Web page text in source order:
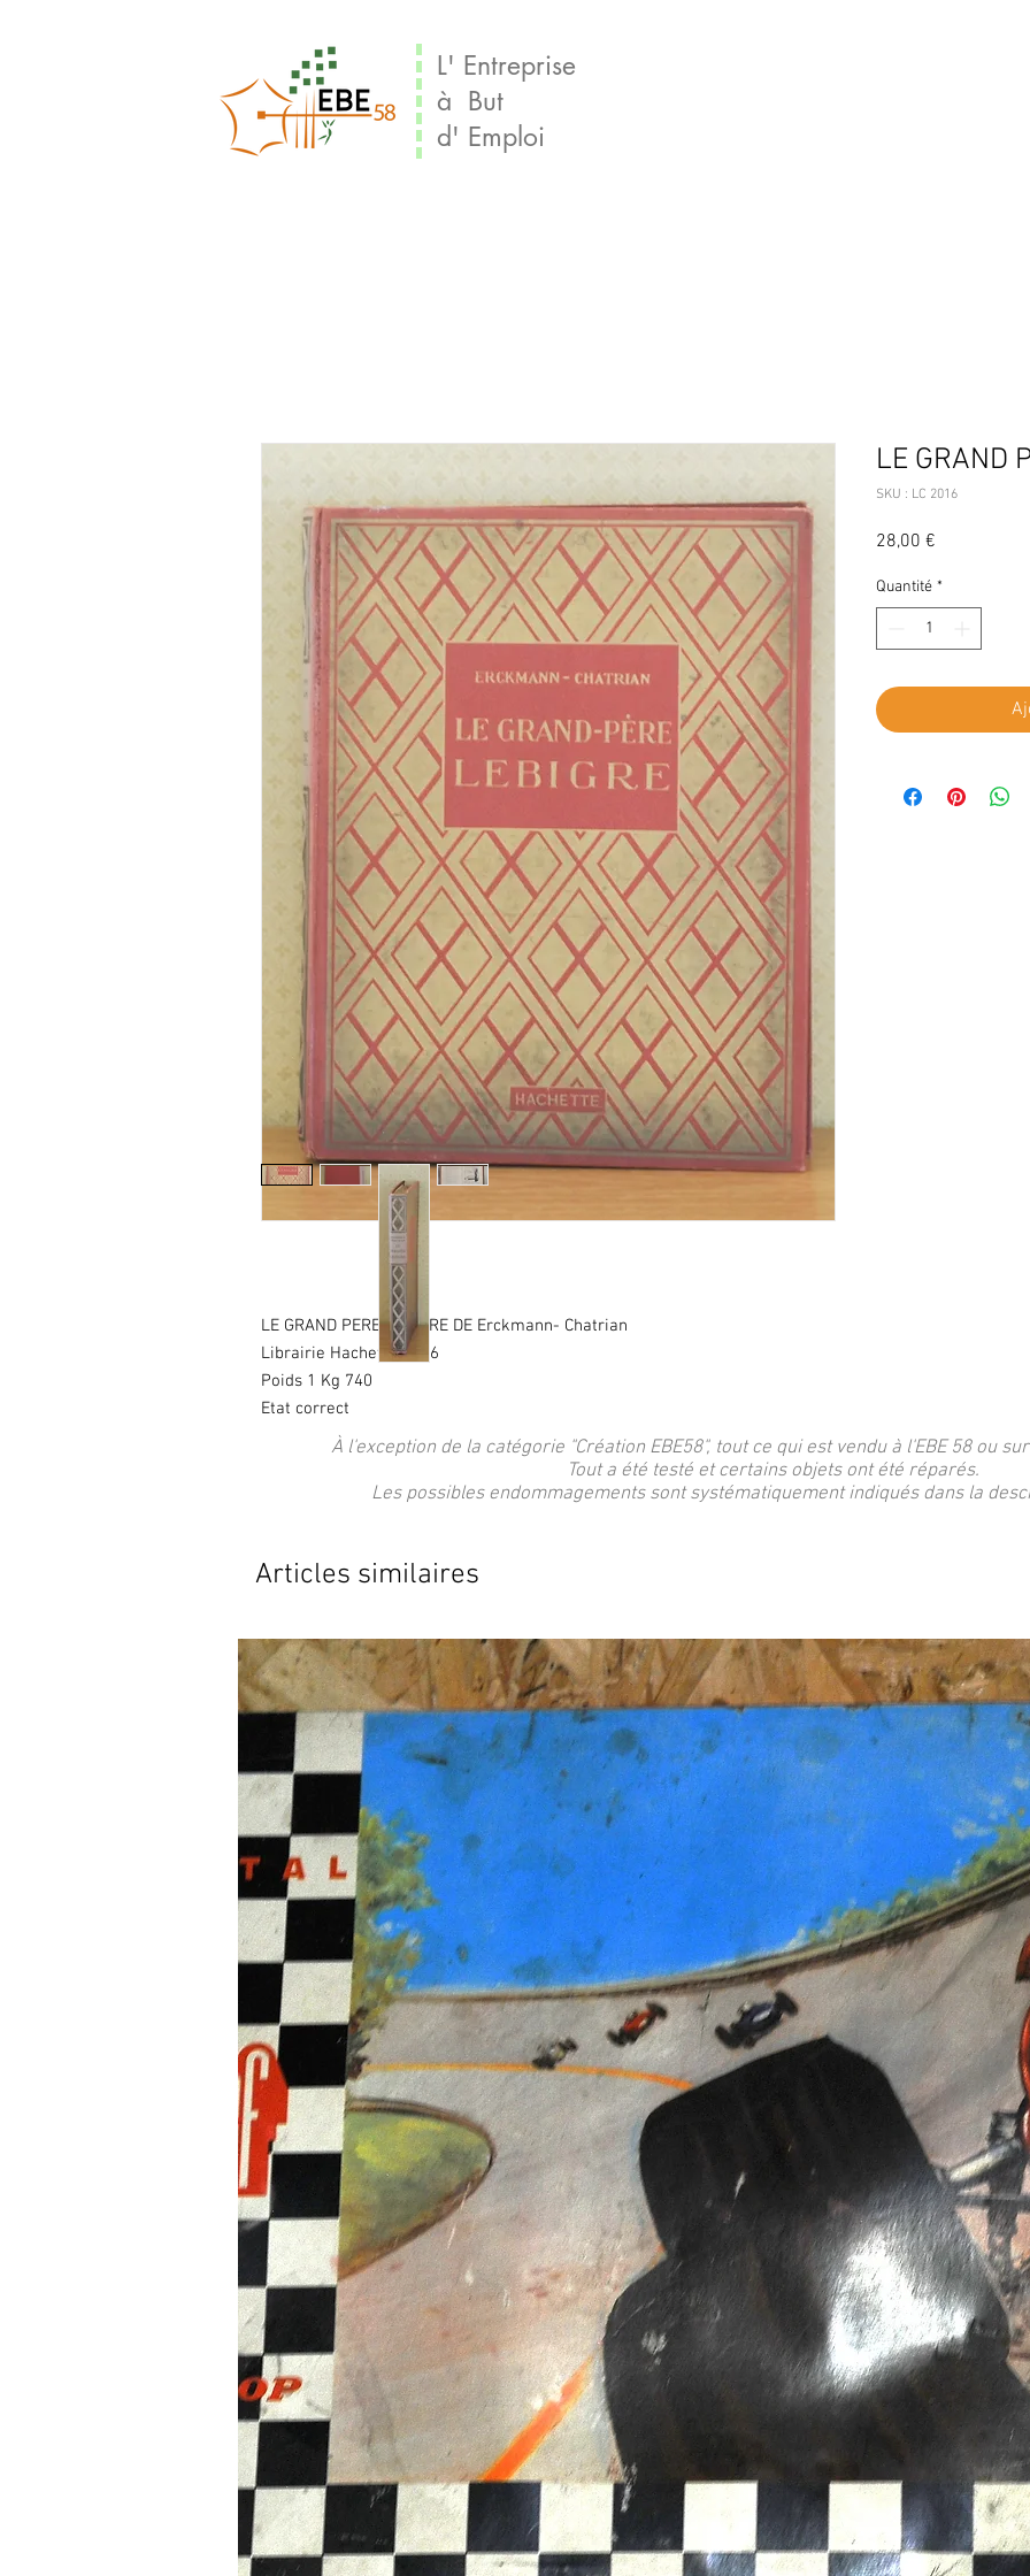
L' Entreprise
à But
d' Emploi
LE GRAND PERE LEBIGRE DE Erckmann- Chatrian
Librairie Hachette 1936
Poids 1 Kg 740
Etat correct
LE GRAND
SKU : LC 2016
28,00 €
Quantité *
À l'exception de la catégorie "Création EBE58", tout ce qui est vendu à l'EBE 58 ou
Tout a été testé et certains objets ont été réparés.
Les possibles endommagements sont systématiquement indiqués dans la
Articles similaires